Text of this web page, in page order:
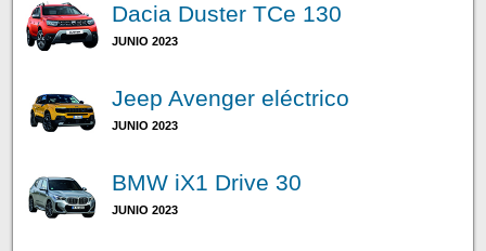
Dacia Duster TCe 130
JUNIO 2023
Jeep Avenger eléctrico
JUNIO 2023
BMW iX1 Drive 30
JUNIO 2023